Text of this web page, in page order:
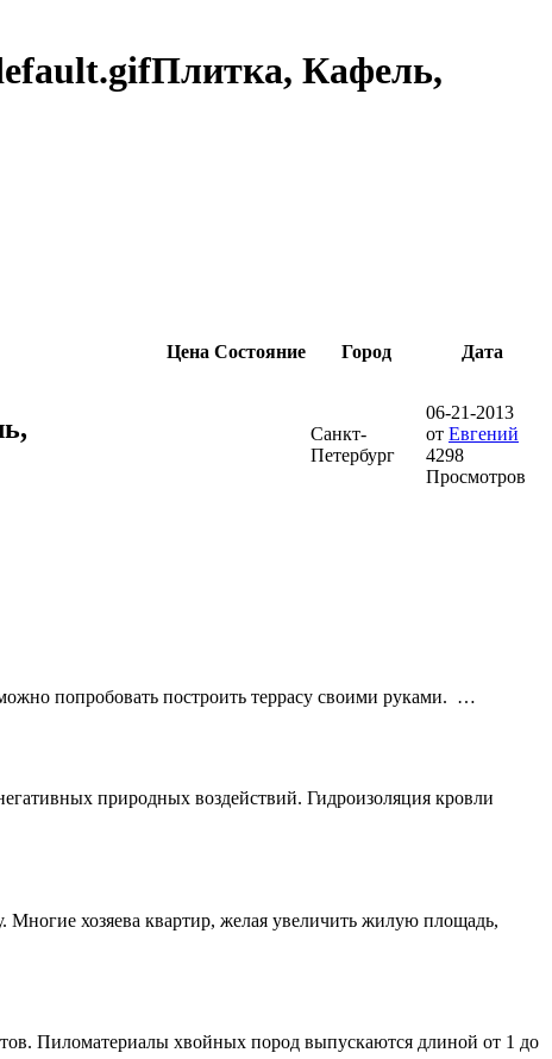
Плитка, Кафель,
Цена Состояние Город Дата
Санкт-
Петербург
06-21-2013
от Евгений
4298
Просмотров
попробовать построить террасу своими руками. …
природных воздействий. Гидроизоляция кровли
хозяева квартир, желая увеличить жилую площадь,
Пиломатериалы хвойных пород выпускаются длиной от 1 до